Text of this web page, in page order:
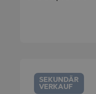
SEKUNDÄR
VERKAUF